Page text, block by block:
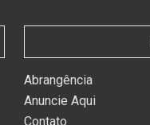
Abrangência
Anuncie Aqui
Contato